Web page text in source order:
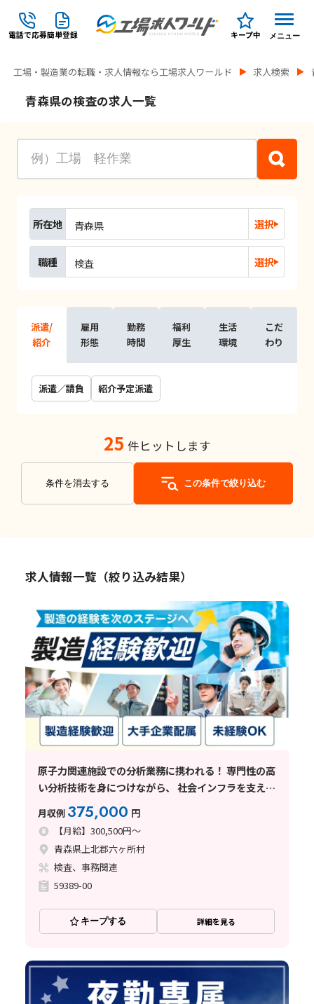
電話で応募簡単登録 キープ中 メニュー
工場・製造業の転職・求人情報なら工場求人ワールド 求人検索
青森県の検査の求人一覧
所在地 青森県 選択
職種 検査 選択
派遣/
紹介
雇用
形態
勤務
時間
福利
厚生
生活
環境
こだ
わり
派遣／請負 紹介予定派遣
25 件ヒットします
条件を消去する この条件で絞り込む
求人情報一覧（絞り込み結果）
原子力関連施設での分析業務に携われる！ 専門性の高
い分析技術を身につけながら、 社会インフラを支える
月収例 375,000 円
【月給】300,500円～
青森県上北郡六ヶ所村
検査、事務関連
59389-00
キープする 詳細を見る